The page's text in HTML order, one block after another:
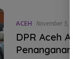
ACEH November 5,
DPR Aceh
Penanganan